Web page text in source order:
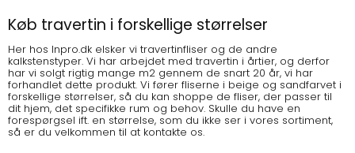
Køb travertin i forskellige størrelser
Her hos Inpro.dk elsker vi travertinfliser og de andre
kalkstenstyper. Vi har arbejdet med travertin i årtier, og derfor
har vi solgt rigtig mange m2 gennem de snart 20 år, vi har
forhandlet dette produkt. Vi fører fliserne i beige og sandfarvet i
forskellige størrelser, så du kan shoppe de fliser, der passer til
dit hjem, det specifikke rum og behov. Skulle du have en
forespørgsel ift. en størrelse, som du ikke ser i vores sortiment,
så er du velkommen til at kontakte os.